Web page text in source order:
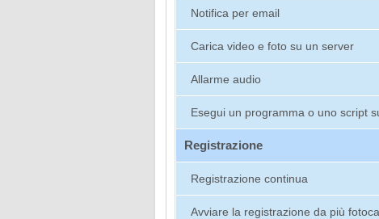
Notifica per email
Carica video e foto su un server
Allarme audio
Esegui un programma o uno script
Registrazione
Registrazione continua
Avviare la registrazione da più